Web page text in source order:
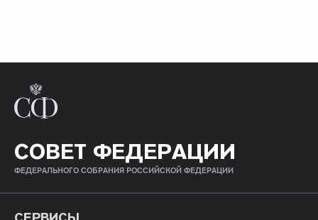
СОВЕТ ФЕДЕРАЦИИ
ФЕДЕРАЛЬНОГО СОБРАНИЯ РОССИЙСКОЙ ФЕДЕРАЦИИ